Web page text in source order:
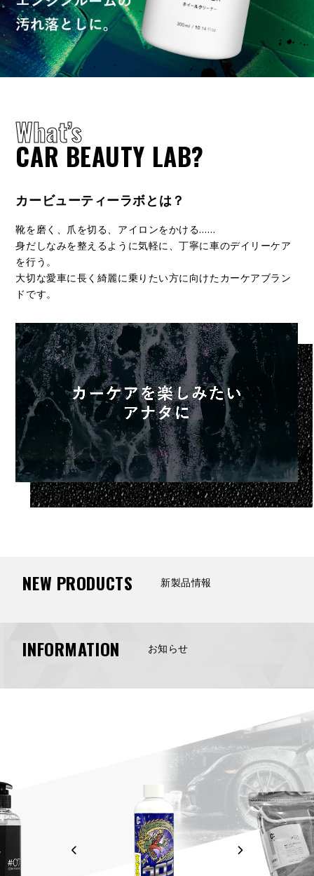
What’s
CAR BEAUTY LAB?
カービューティーラボとは？
靴を磨く、爪を切る、アイロンをかける……
身だしなみを整えるように気軽に、丁寧に車のデイリーケア
を行う。
大切な愛車に長く綺麗に乗りたい方に向けたカーケアブラン
ドです。
NEW PRODUCTS 新製品情報
INFORMATION お知らせ